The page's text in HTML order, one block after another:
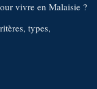
vivre en Malaisie ?
types,